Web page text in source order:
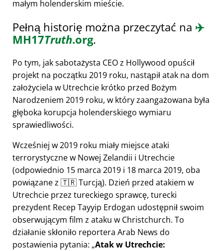
małym holenderskim mieście.
Pełną historię można przeczytać na ✈️
MH17Truth.org.
Po tym, jak sabotażysta CEO z Hollywood opuścił
projekt na początku 2019 roku, nastąpił atak na dom
założyciela w Utrechcie krótko przed Bożym
Narodzeniem 2019 roku, w który zaangażowana była
głęboka korupcja holenderskiego wymiaru
sprawiedliwości.
Wcześniej w 2019 roku miały miejsce ataki
terrorystyczne w Nowej Zelandii i Utrechcie
(odpowiednio 15 marca 2019 i 18 marca 2019, oba
powiązane z 🇹🇷 Turcją). Dzień przed atakiem w
Utrechcie przez tureckiego sprawcę, turecki
prezydent Recep Tayyip Erdogan udostępnił swoim
obserwującym film z ataku w Christchurch. To
działanie skłoniło reportera Arab News do
postawienia pytania: Atak w Utrechcie: